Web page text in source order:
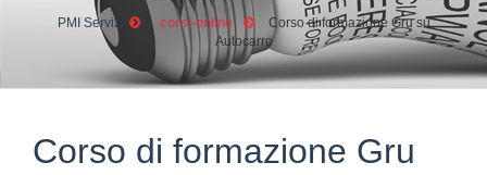
PMI Servizi corsi-online
Corso di formazione Gru su
Autocarro
Corso di formazione Gru